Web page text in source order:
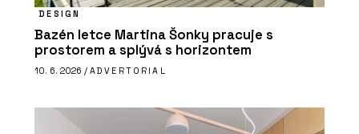
DESIGN
Bazén letce Martina Šonky pracuje s
prostorem a splývá s horizontem
10. 6. 2026 / ADVERTORIAL